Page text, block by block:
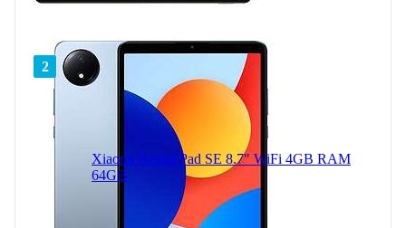
2
Xiaomi Redmi Pad SE 8.7" WiFi 4GB RAM
64GB